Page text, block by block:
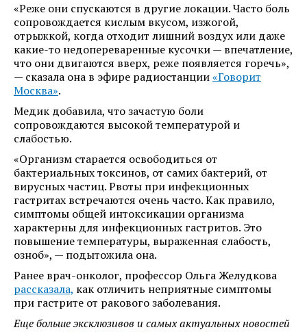
«Реже они спускаются в другие локации. Часто боль
сопровождается кислым вкусом, изжогой,
отрыжкой, когда отходит лишний воздух или даже
какие-то недопереваренные кусочки — впечатление,
что они двигаются вверх, реже появляется горечь»,
— сказала она в эфире радиостанции«Говорит
Москва».
Медик добавила, что зачастую боли
сопровождаются высокой температурой и
слабостью.
«Организм старается освободиться от
бактериальных токсинов, от самих бактерий, от
вирусных частиц. Рвоты при инфекционных
гастритах встречаются очень часто. Как правило,
симптомы общей интоксикации организма
характерны для инфекционных гастритов. Это
повышение температуры, выраженная слабость,
озноб», — подытожила она.
Ранее врач-онколог, профессор Ольга Желудкова
рассказала, как отличить неприятные симптомы
при гастрите от ракового заболевания.
Еще больше эксклюзивов и самых актуальных новостей